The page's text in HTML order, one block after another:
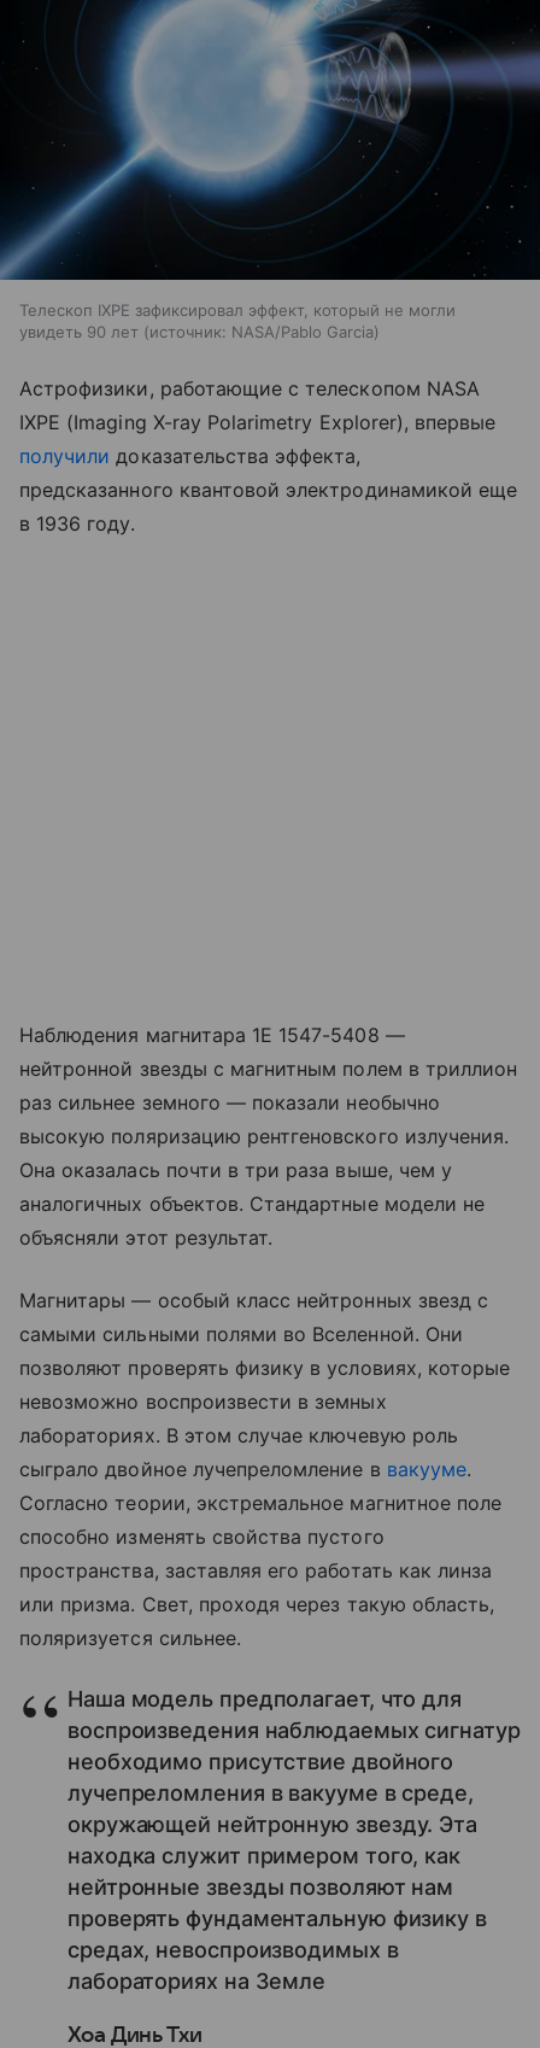
Телескоп IXPE зафиксировал эффект, который не могли
увидеть 90 лет
источник: NASA/Pablo Garcia
Астрофизики, работающие с телескопом NASA
IXPE (Imaging X-ray Polarimetry Explorer), впервые
получили доказательства эффекта,
предсказанного квантовой электродинамикой еще
в 1936 году.
Наблюдения магнитара 1E 1547-5408 —
нейтронной звезды с магнитным полем в триллион
раз сильнее земного — показали необычно
высокую поляризацию рентгеновского излучения.
Она оказалась почти в три раза выше, чем у
аналогичных объектов. Стандартные модели не
объясняли этот результат.
Магнитары — особый класс нейтронных звезд с
самыми сильными полями во Вселенной. Они
позволяют проверять физику в условиях, которые
невозможно воспроизвести в земных
лабораториях. В этом случае ключевую роль
сыграло двойное лучепреломление в вакууме.
Согласно теории, экстремальное магнитное поле
способно изменять свойства пустого
пространства, заставляя его работать как линза
или призма. Свет, проходя через такую область,
поляризуется сильнее.
Наша модель предполагает, что для
воспроизведения наблюдаемых сигнатур
необходимо присутствие двойного
лучепреломления в вакууме в среде,
окружающей нейтронную звезду. Эта
находка служит примером того, как
нейтронные звезды позволяют нам
проверять фундаментальную физику в
средах, невоспроизводимых в
лабораториях на Земле
Хоа Динь Тхи